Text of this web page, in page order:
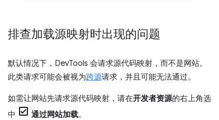
排查加载源映射时出现的问题
默认情况下，DevTools 会请求源代码映射，而不是网站。
此类请求可能会被视为跨源请求，并且可能无法通过。
如需让网站先请求源代码映射，请在开发者资源的右上角选
中
通过网站加载。